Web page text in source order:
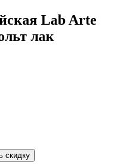
Lab Arte
лак
скидку